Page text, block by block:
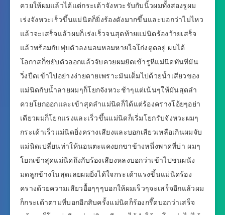
ควยให้ผมแล้วได้แต่กระเด้าจังหวะรับกับนิ้วผมทั้งสองรูผม
เร่งจังหวะเร็วขึ้นแม่นิดก็ยิ่งร้องดังมากขึ้นและบอกว่าไม่ไหว
แล้วจะเสร็จแล้วผมก็เร่งเร็วจนสุดท้ายแม่นิดร้องว้ายเสร็จ
แล้วพร้อมกับฟุบตัวลงนอนหอมหายใจโก่งตูดอยู่ ผมได้
โอกาสก็ขยับตัวออกแล้วจับควยผมยัดเข้ารูหีแม่นิดทันทีมัน
วิ่งปืดเข้าไปอย่างง่ายดายเพราะมันเต็มไปด้วยน้ำเสียวของ
แม่นิดกับน้ำลายผมๆก็โยกจังหวะช้าๆแต่เน้นๆให้มันสุดลำ
ควยโยกออกและเข้าสุดลำแม่นิดก็ได้แต่ร้องครางโอ้ยๆอย่า
เดียวผมก็โยกแรงและเร็วขึ้นแม่นิดก็เริ่มโยกรับจังหวะผมๆ
กระเด้าเร็วแม่นิดยิ่งครางเสียงและบอกเสียวเหลือเกินผมจับ
แม่นิดเปลี่ยนท่าให้นอนตะแคงยกขาข้างหนึ่งพาดที่บ่า ผมๆ
โยกเข้าสุดแม่นิดถึงกับร้องเสียงหลงบอกว่าเข้าไปชนผนัง
มดลูกข้างในสุดเลยผมยิ่งได้ใจกระเด้าแรงขึ้นแม่นิดร้อง
ครางด้วยความเสียวอื้อๆๆๆบอกให้ผมเร็วๆจะเสร็จอีกแล้วผม
ก็กระเด้าตามที่บอกอีกสิบครั้งแม่นิดก็ร้องกรี๊ดบอกว่าเสร็จ